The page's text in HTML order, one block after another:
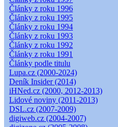
Články z roku 1996
Články z roku 1995
Články z roku 1994
Články z roku 1993
Články z roku 1992
Články z roku 1991
Články podle titulu
Lupa.cz (2000-2024)
Deník Insider (2014)
iHNed.cz (2000, 2012-2013)
Lidové noviny (2011-2013)
DSL.cz (2007-2009)
digiweb.cz (2004-2007)